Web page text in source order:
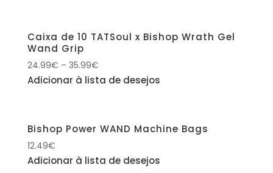
Caixa de 10 TATSoul x Bishop Wrath Gel
Wand Grip
24.99€ – 35.99€
Adicionar à lista de desejos
Bishop Power WAND Machine Bags
12.49€
Adicionar à lista de desejos